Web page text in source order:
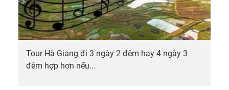
Tour Hà Giang đi 3 ngày 2 đêm hay 4 ngày 3
đêm hợp hơn nếu...